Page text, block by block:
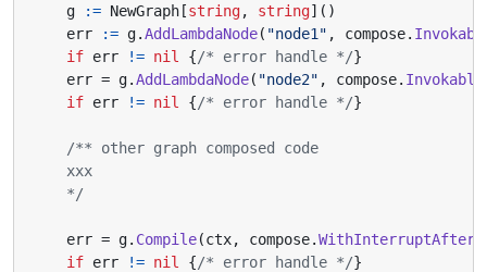
g
:= NewGraph[string, string]()
err
:= g.AddLambdaNode( "node1" , compose.
if err != nil {/* error handle */}
err = g.AddLambdaNode( "node2" , compose.
if err != nil {/* error handle */}
    */
err = g. Compile(ctx, compose.
if err != nil {/* error handle */}